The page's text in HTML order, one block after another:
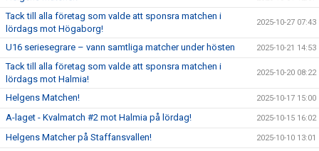
Tack till alla företag som valde att sponsra matchen i
lördags mot Högaborg!
2025-10-27 07:43
U16 seriesegrare – vann samtliga matcher under hösten 2025-10-21 14:53
Tack till alla företag som valde att sponsra matchen i
lördags mot Halmia!
2025-10-20 08:22
Helgens Matchen! 2025-10-17 15:00
A-laget - Kvalmatch #2 mot Halmia på lördag! 2025-10-15 16:02
Helgens Matcher på Staffansvallen! 2025-10-10 13:01